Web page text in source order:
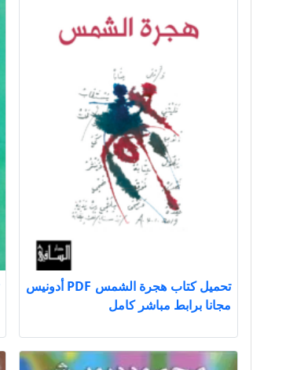
تحميل كتاب هجرة الشمس PDF أدونيس
مجانا برابط مباشر كامل